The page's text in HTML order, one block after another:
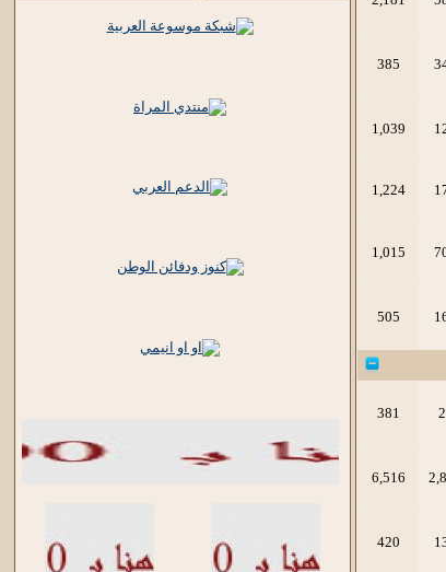
385
1,039
1,224
1,015
505
381
6,516
420